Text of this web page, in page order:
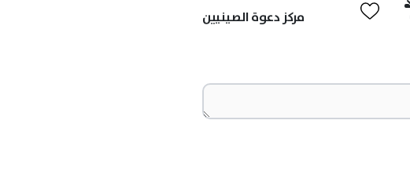
مركز دعوة الصينيين